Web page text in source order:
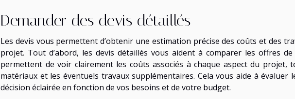
Demander des devis détaillés
Les devis vous permettent d’obtenir une estimation précise des coûts et des
projet. Tout d’abord, les devis détaillés vous aident à comparer les offres
permettent de voir clairement les coûts associés à chaque aspect du projet,
matériaux et les éventuels travaux supplémentaires. Cela vous aide à
décision éclairée en fonction de vos besoins et de votre budget.